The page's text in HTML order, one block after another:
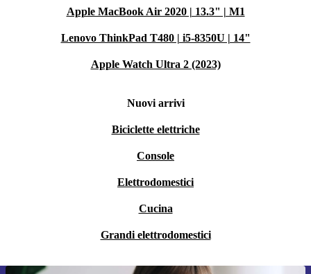
Apple MacBook Air 2020 | 13.3" | M1
Lenovo ThinkPad T480 | i5-8350U | 14"
Apple Watch Ultra 2 (2023)
Nuovi arrivi
Biciclette elettriche
Console
Elettrodomestici
Cucina
Grandi elettrodomestici